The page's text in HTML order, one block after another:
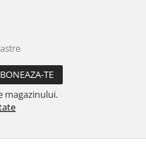
magazinului.